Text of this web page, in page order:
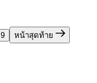
9 หน้าสุดท้าย